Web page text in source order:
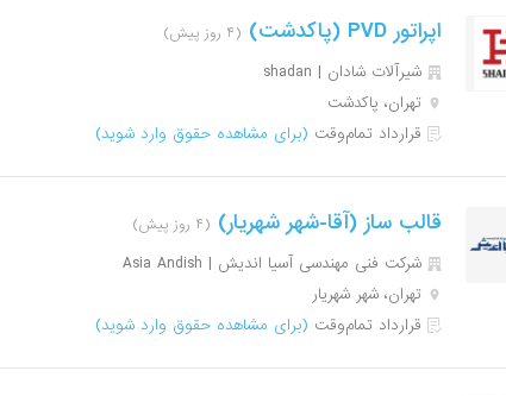
اپراتور PVD (پاکدشت) (۴ روز پیش)
شیرآلات شادان | shadan
تهران، پاکدشت
قرارداد تمام‌وقت (برای مشاهده حقوق وارد شوید)
قالب ساز (آقا-شهر شهریار) (۴ روز پیش)
شرکت فنی مهندسی آسیا اندیش | Asia Andish
تهران، شهر شهریار
قرارداد تمام‌وقت (برای مشاهده حقوق وارد شوید)